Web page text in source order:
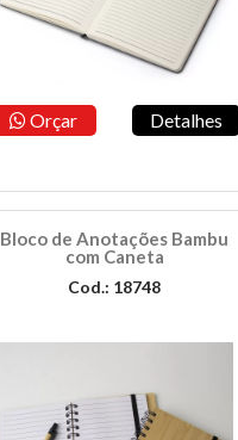
Orçar Detalhes
Bloco de Anotações Bambu
com Caneta
Cod.: 18748